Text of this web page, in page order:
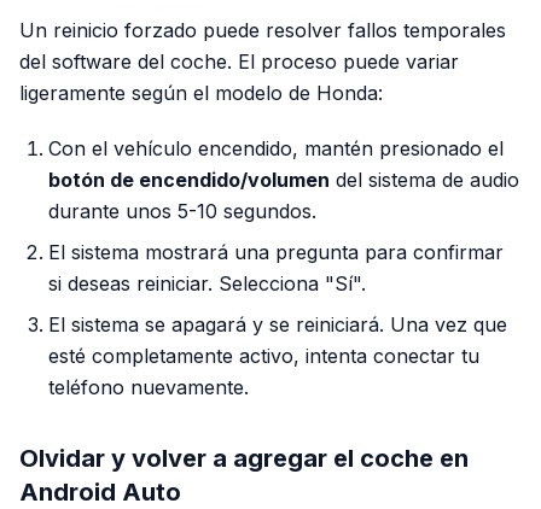
Un reinicio forzado puede resolver fallos temporales
del software del coche. El proceso puede variar
ligeramente según el modelo de Honda:
Con el vehículo encendido, mantén presionado el
botón de encendido/volumen del sistema de audio
durante unos 5-10 segundos.
El sistema mostrará una pregunta para confirmar
si deseas reiniciar. Selecciona "Sí".
El sistema se apagará y se reiniciará. Una vez que
esté completamente activo, intenta conectar tu
teléfono nuevamente.
Olvidar y volver a agregar el coche en
Android Auto